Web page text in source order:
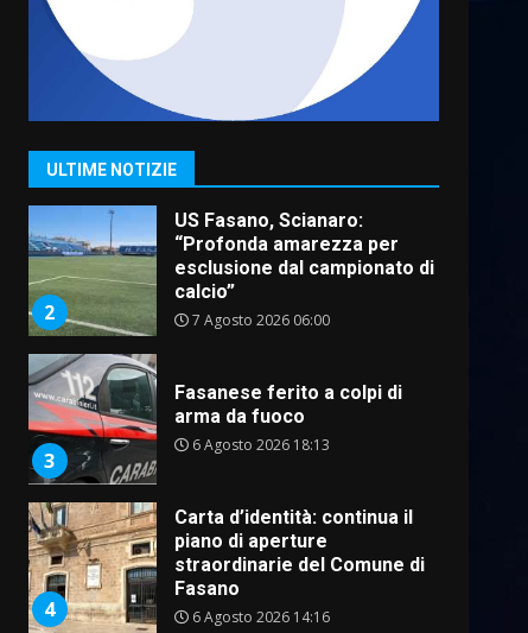
ULTIME NOTIZIE
7 6 Agosto 2026 06:15
1
“I Contestatori: Musica di
Rivoluzione”: nuovo
appuntamento con “Fasano in
2
US Fasano, Scianaro:
“Profonda amarezza per
esclusione dal campionato di
calcio”
7 Agosto 2026 06:00
3
Fasanese ferito a colpi di
arma da fuoco
6 Agosto 2026 18:13
4
Carta d’identità: continua il
piano di aperture
straordinarie del Comune di
Fasano
6 Agosto 2026 14:16